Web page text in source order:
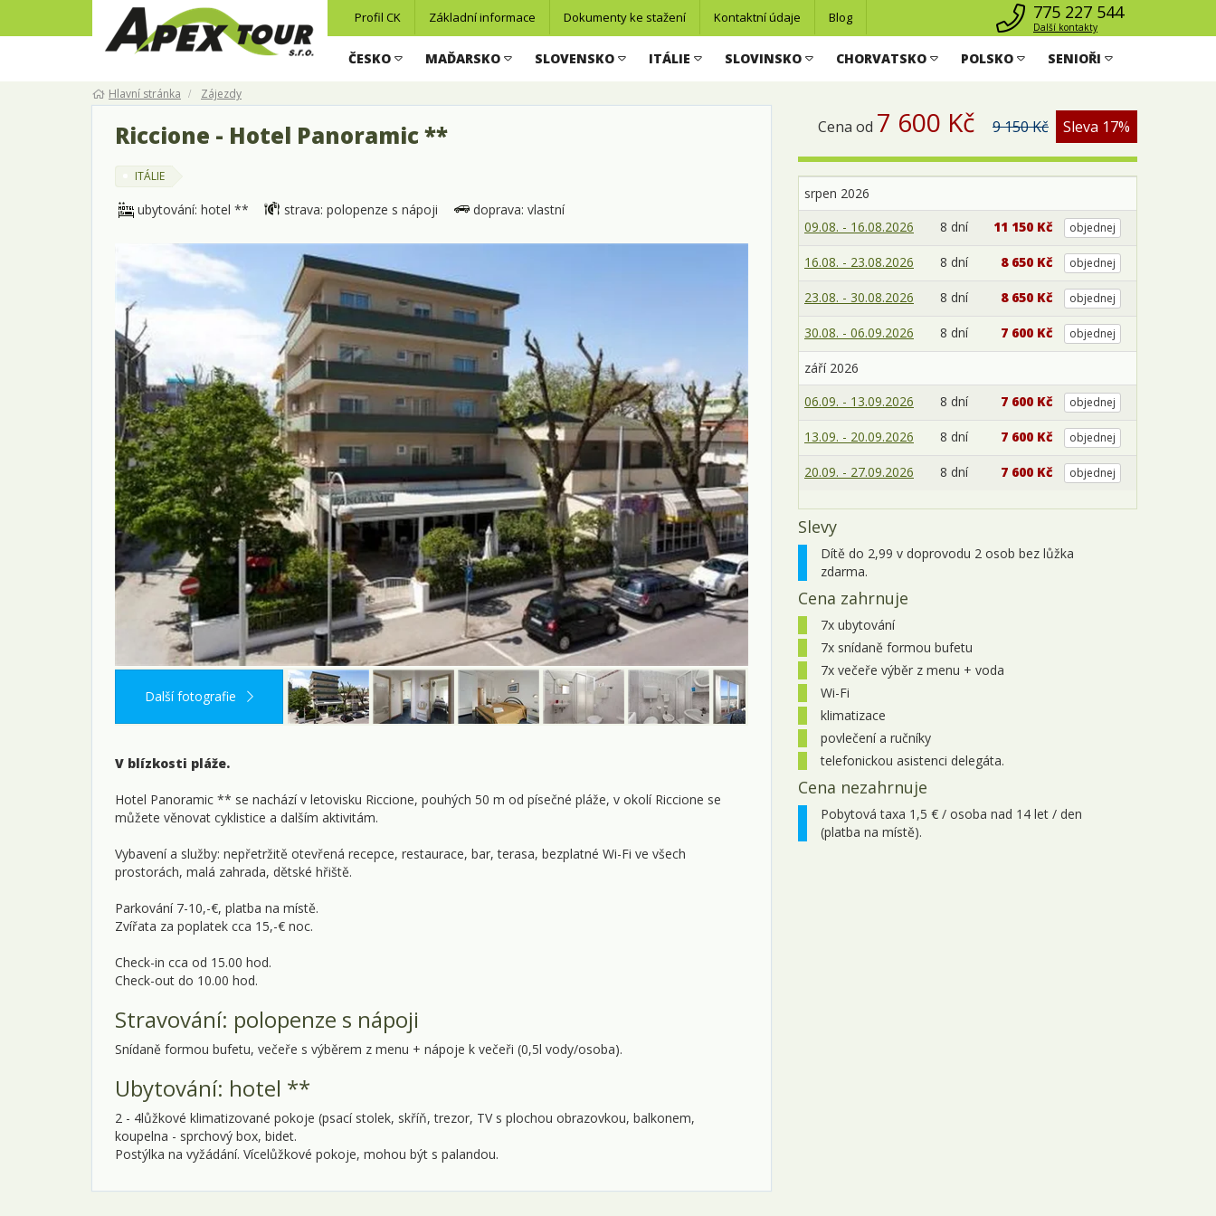
Profil CK Základní informace Dokumenty ke stažení Kontaktní údaje Blog 775 227 544
Další kontakty
ČESKO MAĎARSKO SLOVENSKO ITÁLIE SLOVINSKO CHORVATSKO POLSKO SENIOŘI
Hlavní stránka Zájezdy
Riccione - Hotel Panoramic **
ITÁLIE
ubytování: hotel ** strava: polopenze s nápoji doprava: vlastní
Další fotografie
V blízkosti pláže.
Hotel Panoramic ** se nachází v letovisku Riccione, pouhých 50 m od písečné pláže, v okolí Riccione se
můžete věnovat cyklistice a dalším aktivitám.
Vybavení a služby: nepřetržitě otevřená recepce, restaurace, bar, terasa, bezplatné Wi-Fi ve všech
prostorách, malá zahrada, dětské hřiště.
Parkování 7-10,-€, platba na místě.
Zvířata za poplatek cca 15,-€ noc.
Check-in cca od 15.00 hod.
Check-out do 10.00 hod.
Stravování: polopenze s nápoji
Snídaně formou bufetu, večeře s výběrem z menu + nápoje k večeři (0,5l vody/osoba).
Ubytování: hotel **
2 - 4lůžkové klimatizované pokoje (psací stolek, skříň, trezor, TV s plochou obrazovkou, balkonem,
koupelna - sprchový box, bidet.
Postýlka na vyžádání. Vícelůžkové pokoje, mohou být s palandou.
Cena od 7 600 Kč 9 150 Kč Sleva 17%
srpen 2026
09.08. - 16.08.2026
8 dní 11 150 Kč objednej
16.08. - 23.08.2026 8 dní 8 650 Kč objednej
23.08. - 30.08.2026 8 dní 8 650 Kč objednej
30.08. - 06.09.2026 8 dní 7 600 Kč objednej
září 2026
06.09. - 13.09.2026
8 dní 7 600 Kč objednej
13.09. - 20.09.2026 8 dní 7 600 Kč objednej
20.09. - 27.09.2026 8 dní 7 600 Kč objednej
Slevy
Dítě do 2,99 v doprovodu 2 osob bez lůžka
zdarma.
Cena zahrnuje
7x ubytování
7x snídaně formou bufetu
7x večeře výběr z menu + voda
Wi-Fi
klimatizace
povlečení a ručníky
telefonickou asistenci delegáta.
Cena nezahrnuje
Pobytová taxa 1,5 € / osoba nad 14 let / den
(platba na místě).